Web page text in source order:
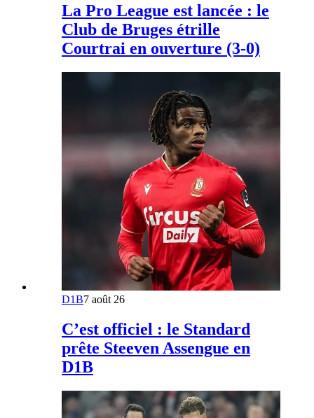
La Pro League est lancée : le
Club de Bruges étrille
Courtrai en ouverture (3-0)
D1B7 août 26
C’est officiel : le Standard
prête Steeven Assengue en
D1B